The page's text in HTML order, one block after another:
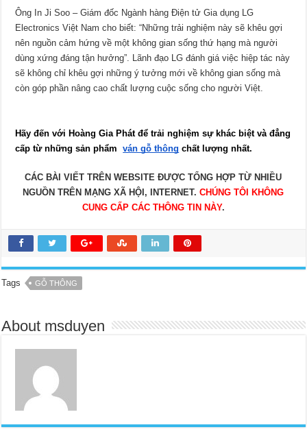
Ông In Ji Soo – Giám đốc Ngành hàng Điện tử Gia dụng LG
Electronics Việt Nam cho biết: “Những trải nghiệm này sẽ khêu gợi
nên nguồn cảm hứng về một không gian sống thứ hạng mà người
dùng xứng đáng tận hưởng”. Lãnh đạo LG đánh giá việc hiệp tác này
sẽ không chỉ khêu gợi những ý tưởng mới về không gian sống mà
còn góp phần nâng cao chất lượng cuộc sống cho người Việt.
Hãy đến với Hoàng Gia Phát để trải nghiệm sự khác biệt và đẳng
cấp từ những sản phẩm ván gỗ thông chất lượng nhất.
CÁC BÀI VIẾT TRÊN WEBSITE ĐƯỢC TỔNG HỢP TỪ NHIỀU
NGUỒN TRÊN MẠNG XÃ HỘI, INTERNET.CHÚNG TÔI KHÔNG
CUNG CẤP CÁC THÔNG TIN NÀY.
Tags GỖ THÔNG
About msduyen